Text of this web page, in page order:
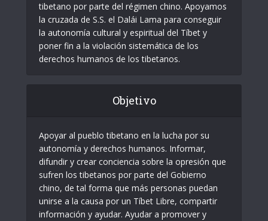
tibetano por parte del régimen chino. Apoyamos
la cruzada de S.S. el Dalái Lama para conseguir
la autonomía cultural y espiritual del Tíbet y
poner fin a la violación sistemática de los
derechos humanos de los tibetanos.
Objetivo
Apoyar al pueblo tibetano en la lucha por su
autonomía y derechos humanos. Informar,
difundir y crear conciencia sobre la opresión que
sufren los tibetanos por parte del Gobierno
chino, de tal forma que más personas puedan
unirse a la causa por un Tíbet Libre, compartir
información y ayudar. Ayudar a promover y